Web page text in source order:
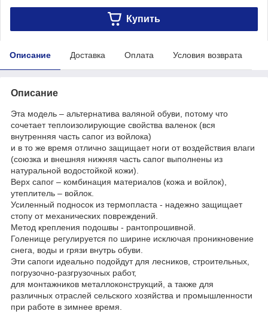
Купить
Описание Доставка Оплата Условия возврата
Описание
Эта модель – альтернатива валяной обуви, потому что
сочетает теплоизолирующие свойства валенок (вся
внутренняя часть сапог из войлока)
и в то же время отлично защищает ноги от воздействия влаги
(союзка и внешняя нижняя часть сапог выполнены из
натуральной водостойкой кожи).
Верх сапог – комбинация материалов (кожа и войлок),
утеплитель – войлок.
Усиленный подносок из термопласта - надежно защищает
стопу от механических повреждений.
Метод крепления подошвы - рантопрошивной.
Голенище регулируется по ширине исключая проникновение
снега, воды и грязи внутрь обуви.
Эти сапоги идеально подойдут для лесников, строительных,
погрузочно-разгрузочных работ,
для монтажников металлоконструкций, а также для
различных отраслей сельского хозяйства и промышленности
при работе в зимнее время.